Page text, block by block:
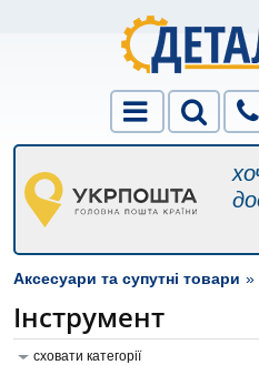
Аксесуари та супутні товари »
Інструмент
сховати категорії